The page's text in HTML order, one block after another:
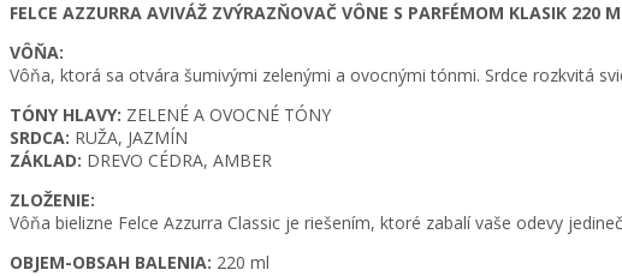
FELCE AZZURRA AVIVÁŽ ZVÝRAZŇOVAČ VÔNE S PARFÉMOM KLASIK 220
VÔŇA:
Vôňa, ktorá sa otvára šumivými zelenými a ovocnými tónmi. Srdce rozkvitá
TÓNY HLAVY: ZELENÉ A OVOCNÉ TÓNY
SRDCA: RUŽA, JAZMÍN
ZÁKLAD: DREVO CÉDRA, AMBER
ZLOŽENIE:
Vôňa bielizne Felce Azzurra Classic je riešením, ktoré zabalí vaše odevy
OBJEM-OBSAH BALENIA: 220 ml